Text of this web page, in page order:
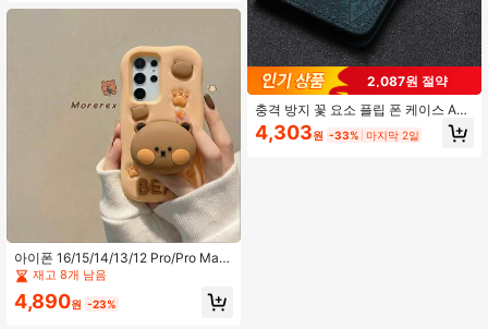
티 국제 버전 국내 버전 아님 생일
아이폰 16/15/14/13/12 Pro/Pro Max,
갤럭시 S24 Ultra/S23 Ultra, 16/15/1
4/13/12 Pro/Pro Max PLUS, 갤럭시
S24 Ultra/S23 Ultra/S25 ULTRA/S2
재고 8개 남음
4,890원 -23%
2,087원 절약
충격 방지 꽃 요소 플립 폰 케이스 App
le 보헤미안 Chic 호환 가능 Iphone 1
6 꽃 패턴 만다라 엠보싱 폰 케이스 국
4,303원 -33% 마지막 2일